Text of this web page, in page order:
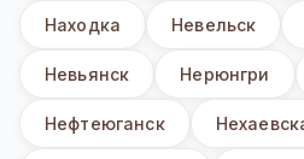
Находка Невельск
Невьянск Нерюнгри
Нефтеюганск